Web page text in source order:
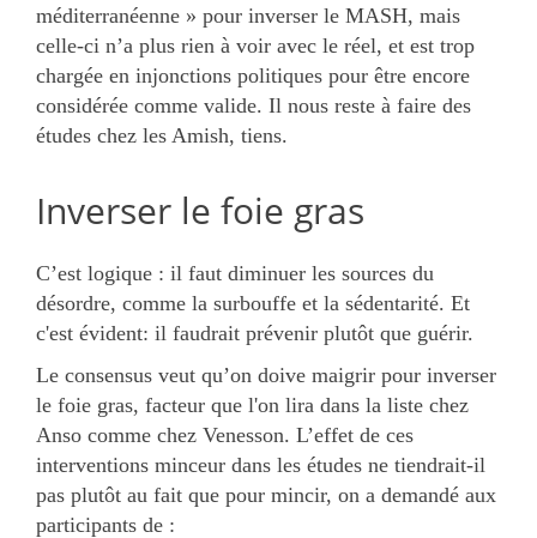
méditerranéenne » pour inverser le MASH, mais
celle-ci n’a plus rien à voir avec le réel, et est trop
chargée en injonctions politiques pour être encore
considérée comme valide. Il nous reste à faire des
études chez les Amish, tiens.
Inverser le foie gras
C’est logique : il faut diminuer les sources du
désordre, comme la surbouffe et la sédentarité. Et
c'est évident: il faudrait prévenir plutôt que guérir.
Le consensus veut qu’on doive maigrir pour inverser
le foie gras, facteur que l'on lira dans la liste chez
Anso comme chez Venesson. L’effet de ces
interventions minceur dans les études ne tiendrait-il
pas plutôt au fait que pour mincir, on a demandé aux
participants de :